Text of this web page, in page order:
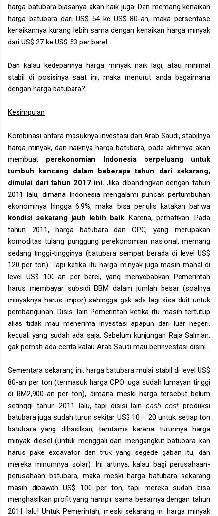
harga batubara biasanya akan naik juga. Dan memang kenaikan
harga batubara dari US$ 54 ke US$ 80-an, maka persentase
kenaikannya kurang lebih sama dengan kenaikan harga minyak
dari US$ 27 ke US$ 53 per barel.
Dan kalau kedepannya harga minyak naik lagi, atau minimal
stabil di posisinya saat ini, maka menurut anda bagaimana
dengan harga batubara?
Kesimpulan
Kombinasi antara masuknya investasi dari Arab Saudi, stabilnya
harga minyak, dan naiknya harga batubara, pada akhirnya akan
membuat perekonomian Indonesia berpeluang untuk
tumbuh kencang dalam beberapa tahun dari sekarang,
dimulai dari tahun 2017 ini.Jika dibandingkan dengan tahun
2011 lalu, dimana Indonesia mengalami puncak pertumbuhan
ekonominya hingga 6.9%, maka bisa penulis katakan bahwa
kondisi sekarang jauh lebih baik. Karena, perhatikan: Pada
tahun 2011, harga batubara dan CPO, yang merupakan
komoditas tulang punggung perekonomian nasional, memang
sedang tinggi-tingginya (batubara sempat berada di level US$
120 per ton). Tapi ketika itu harga minyak juga masih mahal di
level US$ 100-an per barel, yang menyebabkan Pemerintah
harus membayar subsidi BBM dalam jumlah besar (soalnya
minyaknya harus impor) sehingga gak ada lagi sisa duit untuk
pembangunan. Disisi lain Pemerintah ketika itu masih tertutup
alias tidak mau menerima investasi apapun dari luar negeri,
kecuali yang sudah ada saja. Sebelum kunjungan Raja Salman,
gak pernah ada cerita kalau Arab Saudi mau berinvestasi disini.
Sementara sekarang ini, harga batubara mulai stabil di level US$
80-an per ton (termasuk harga CPO juga sudah lumayan tinggi
di RM2,900-an per ton), dimana meski harga tersebut belum
setinggi tahun 2011 lalu, tapi disisi lain cash costproduksi
batubara juga sudah turun sekitar US$ 10 – 20 untuk setiap ton
batubara yang dihasilkan, terutama karena turunnya harga
minyak diesel (untuk menggali dan mengangkut batubara kan
harus pake excavator dan truk yang segede gaban itu, dan
mereka minumnya solar). Ini artinya, kalau bagi perusahaan-
perusahaan batubara, maka meski harga batubara sekarang
masih dibawah US$ 100 per ton, tapi mereka sudah bisa
menghasilkan profit yang hampir sama besarnya dengan tahun
2011 lalu! Untuk Pemerintah, meski sekarang ini harga minyak